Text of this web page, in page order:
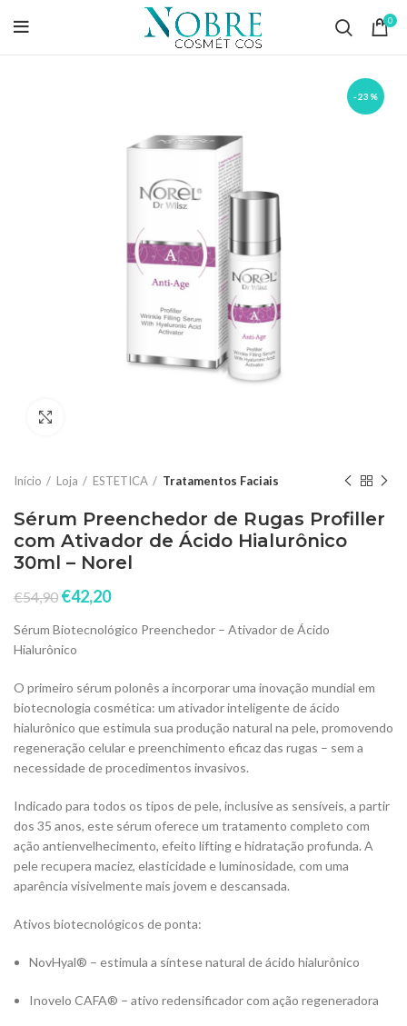
0
-23%
Início Loja ESTETICA Tratamentos Faciais
Sérum Preenchedor de Rugas Profiller
com Ativador de Ácido Hialurônico
30ml – Norel
€54,90 €42,20
Sérum Biotecnológico Preenchedor – Ativador de Ácido
Hialurônico
O primeiro sérum polonês a incorporar uma inovação mundial em
biotecnologia cosmética: um ativador inteligente de ácido
hialurônico que estimula sua produção natural na pele, promovendo
regeneração celular e preenchimento eficaz das rugas – sem a
necessidade de procedimentos invasivos.
Indicado para todos os tipos de pele, inclusive as sensíveis, a partir
dos 35 anos, este sérum oferece um tratamento completo com
ação antienvelhecimento, efeito lifting e hidratação profunda. A
pele recupera maciez, elasticidade e luminosidade, com uma
aparência visivelmente mais jovem e descansada.
Ativos biotecnológicos de ponta:
NovHyal® – estimula a síntese natural de ácido hialurônico
Inovelo CAFA® – ativo redensificador com ação regeneradora